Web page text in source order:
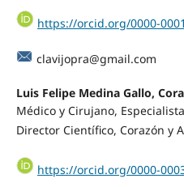
https://orcid.org/0000-
clavijopra@gmail.com
Luis Felipe Medina Gallo,
Médico y Cirujano,
Director Científico, Corazón y
https://orcid.org/0000-